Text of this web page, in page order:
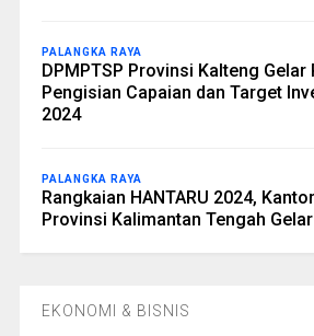
PALANGKA RAYA
DPMPTSP Provinsi Kalteng Gelar
Pengisian Capaian dan Target
2024
PALANGKA RAYA
Rangkaian HANTARU 2024,
Provinsi Kalimantan Tengah
EKONOMI & BISNIS